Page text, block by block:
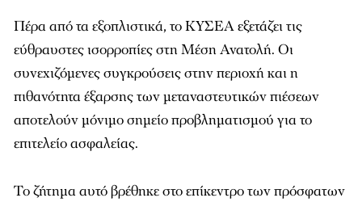
Πέρα από τα εξοπλιστικά, το ΚΥΣΕΑ εξετάζει τις
εύθραυστες ισορροπίες στη Μέση Ανατολή. Οι
συνεχιζόμενες συγκρούσεις στην περιοχή και η
πιθανότητα έξαρσης των μεταναστευτικών πιέσεων
αποτελούν μόνιμο σημείο προβληματισμού για το
επιτελείο ασφαλείας.
Το ζήτημα αυτό βρέθηκε στο επίκεντρο των πρόσφατων